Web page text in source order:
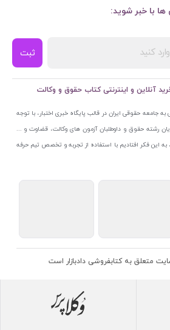
با خبر شوید:
ثبت
آنلاین و اینترنتی کتاب حقوق و وکالت
حقوقی ایران در قالب پایگاه خبری اختبار، با توجه
رشته حقوق و داوطلبان آزمون های وکالت، قضاوت و ...
به این فکر افتادیم با استفاده از تجربه و تخصص تیم حرفه
ایران ارائه کنیم. به این منظور با راه اندازی و تجهیز
به منظور ارائه مطمئن ترین خدمات مجموعه بسیار کامل و
عرضه کرده ایم. علاوه بر این با بهره گیری از فناوری
با اطمینان کافی و به اتکای اعتبار این مجموعه قدیمی کتاب و
متعلق به کتابفروشی دادبازار است